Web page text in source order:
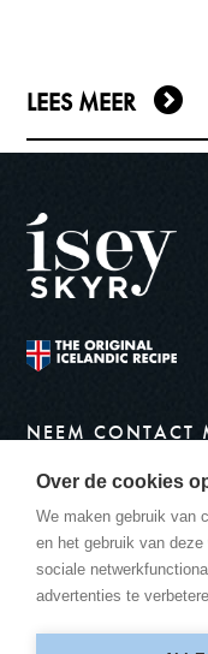
LEES MEER
NEEM CONTACT
ADRES
Skyr Nederland B.V.
Postbus 8052
1180 LB AMSTELVEEN
Over de cookies
We maken gebruik van
en het gebruik van
sociale
advertenties te